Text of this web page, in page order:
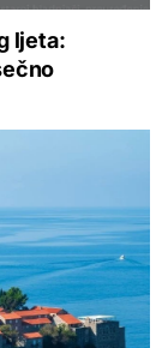
ljeta: